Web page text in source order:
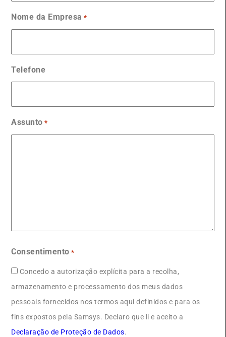
Nome da Empresa *
Telefone
Assunto *
Consentimento *
Concedo a autorização explícita para a recolha,
armazenamento e processamento dos meus dados
pessoais fornecidos nos termos aqui definidos e para os
fins expostos pela Samsys. Declaro que li e aceito a
Declaração de Proteção de Dados.